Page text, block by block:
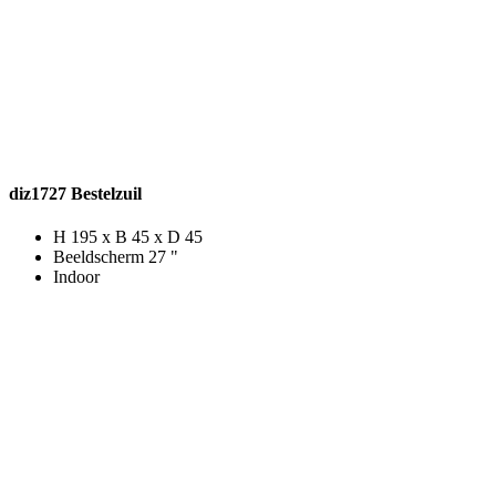
diz1727 Bestelzuil
H 195 x B 45 x D 45
Beeldscherm 27 "
Indoor